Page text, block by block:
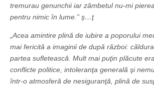
tremurau genunchii iar zâmbetul nu-mi
pentru nimic în lume.” ş…ţ
„Acea amintire plină de iubire a poporului
mai fericită a imaginii de după război:
partea sufletească. Mult mai puţin plăcute
conflicte politice, intoleranţa generală şi
într-o atmosferă de nesiguranţă, plină de